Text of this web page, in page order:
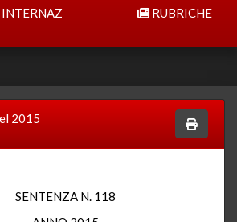
RUBRICHE
2015
SENTENZA N. 118